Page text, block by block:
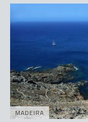
MADEIRA